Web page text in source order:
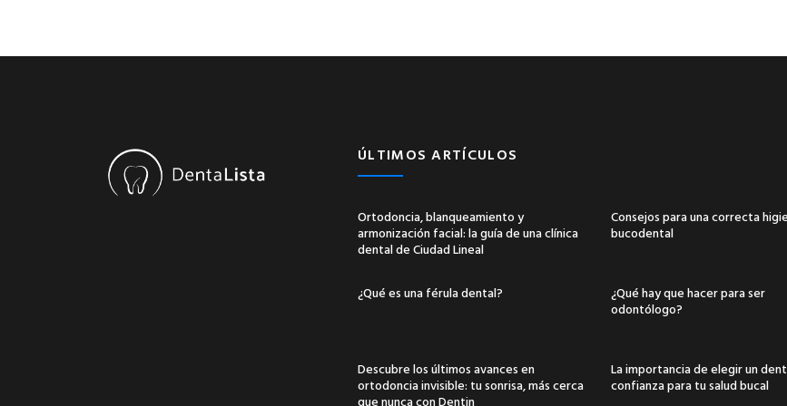
ÚLTIMOS ARTÍCULOS
Ortodoncia, blanqueamiento y
armonización facial: la guía de una clínica
dental de Ciudad Lineal
Consejos para una correcta
bucodental
¿Qué es una férula dental?
¿Qué hay que hacer para ser
odontólogo?
Descubre los últimos avances en
ortodoncia invisible: tu sonrisa, más cerca
que nunca con Dentin
La importancia de elegir un
confianza para tu salud bucal